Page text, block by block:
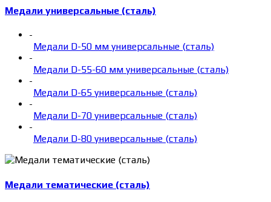
Медали универсальные (сталь)
-
Медали D-50 мм универсальные (сталь)
-
Медали D-55-60 мм универсальные (сталь)
-
Медали D-65 универсальные (сталь)
-
Медали D-70 универсальные (сталь)
-
Медали D-80 универсальные (сталь)
Медали тематические (сталь)